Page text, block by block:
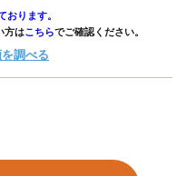
おります。
方はこちらでご確認ください。
を調べる